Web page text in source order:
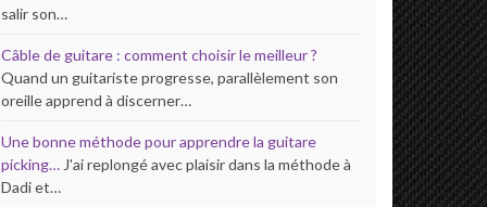
salir son…
Câble de guitare : comment choisir le meilleur ?
Quand un guitariste progresse, parallèlement son
oreille apprend à discerner…
Une bonne méthode pour apprendre la guitare
picking… J'ai replongé avec plaisir dans la méthode à
Dadi et…